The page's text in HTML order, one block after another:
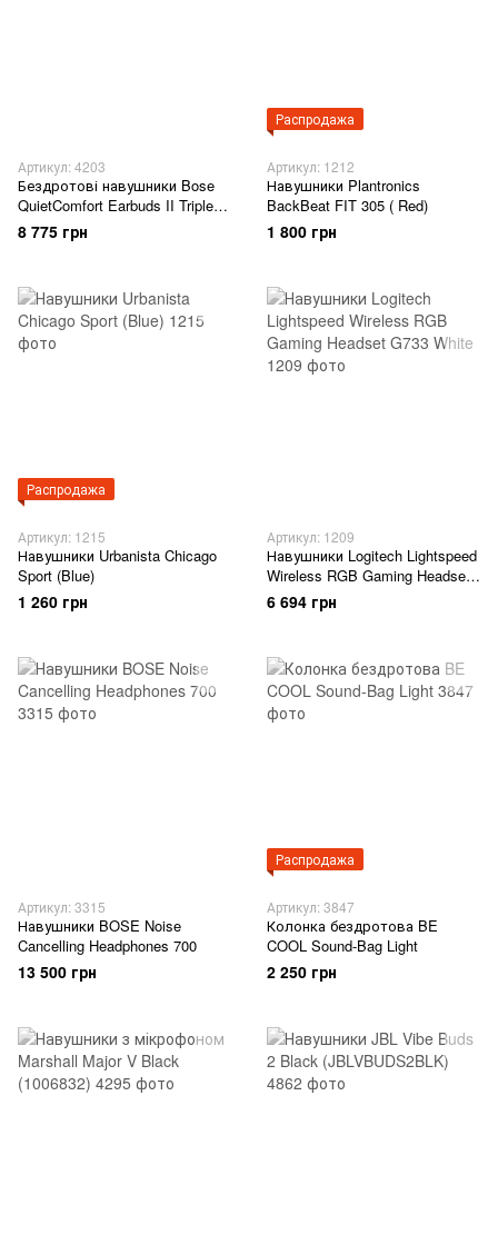
Артикул: 4203
Бездротові навушники Bose
QuietComfort Earbuds II Triple
Black
8 775 грн
Распродажа
Артикул: 1212
Навушники Plantronics
BackBeat FIT 305 ( Red)
1 800 грн
Распродажа
Артикул: 1215
Навушники Urbanista Chicago
Sport (Blue)
1 260 грн
Артикул: 1209
Навушники Logitech Lightspeed
Wireless RGB Gaming Headset
G733 White
6 694 грн
Артикул: 3315
Навушники BOSE Noise
Cancelling Headphones 700
13 500 грн
Распродажа
Артикул: 3847
Колонка бездротова BE
COOL Sound-Bag Light
2 250 грн